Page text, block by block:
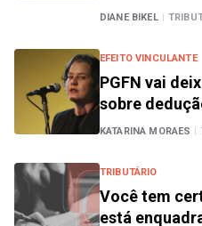
DIANE BIKEL |
EFEITO VINCULANTE
PGFN vai
sobre
KATARINA MORAES |
TRIBUTÁRIO
Você tem
está